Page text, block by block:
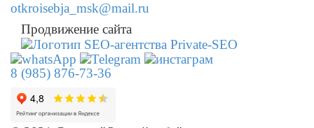
otkroisebja_msk@mail.ru
Продвижение сайта
8 (985) 876-73-36